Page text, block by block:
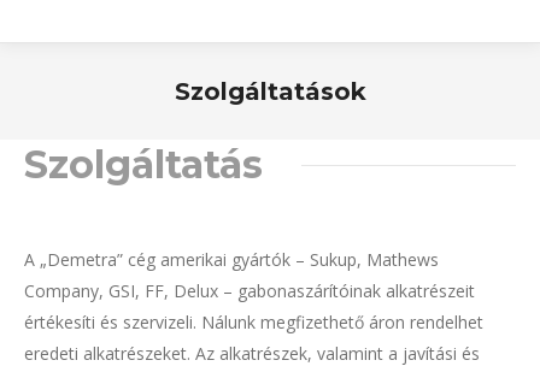
Szolgáltatások
Szolgáltatás
A „Demetra” cég amerikai gyártók – Sukup, Mathews
Company, GSI, FF, Delux – gabonaszárítóinak alkatrészeit
értékesíti és szervizeli. Nálunk megfizethető áron rendelhet
eredeti alkatrészeket. Az alkatrészek, valamint a javítási és